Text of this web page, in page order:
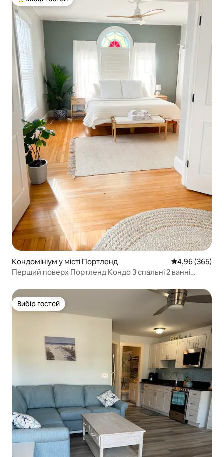
Топ вибір гостей
Кондомініум у місті Портленд Середня
4,96 (365)
Перший поверх Портленд Кондо 3 спальні 2 ванні
Вибір гостей
Вибір гостей